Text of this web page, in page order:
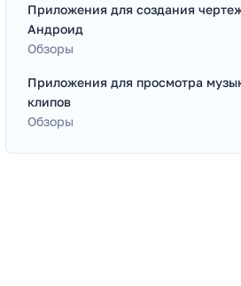
Приложения для создания
Андроид
Обзоры
Приложения для просмотра
клипов
Обзоры